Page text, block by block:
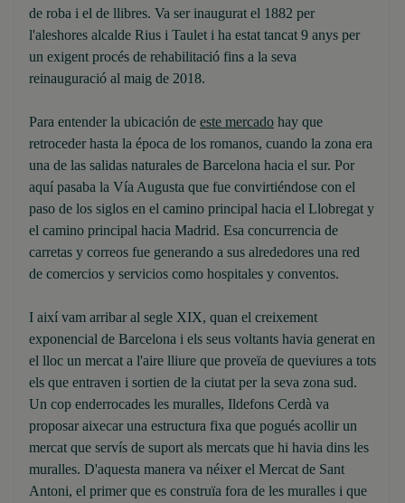
de roba i el de llibres. Va ser inaugurat el 1882 per
l'aleshores alcalde Rius i Taulet i ha estat tancat 9 anys per
un exigent procés de rehabilitació fins a la seva
reinauguració al maig de 2018.
Para entender la ubicación de este mercado hay que
retroceder hasta la época de los romanos, cuando la zona era
una de las salidas naturales de Barcelona hacia el sur. Por
aquí pasaba la Vía Augusta que fue convirtiéndose con el
paso de los siglos en el camino principal hacia el Llobregat y
el camino principal hacia Madrid. Esa concurrencia de
carretas y correos fue generando a sus alrededores una red
de comercios y servicios como hospitales y conventos.
I així vam arribar al segle XIX, quan el creixement
exponencial de Barcelona i els seus voltants havia generat en
el lloc un mercat a l'aire lliure que proveïa de queviures a tots
els que entraven i sortien de la ciutat per la seva zona sud.
Un cop enderrocades les muralles, Ildefons Cerdà va
proposar aixecar una estructura fixa que pogués acollir un
mercat que servís de suport als mercats que hi havia dins les
muralles. D'aquesta manera va néixer el Mercat de Sant
Antoni, el primer que es construïa fora de les muralles i que